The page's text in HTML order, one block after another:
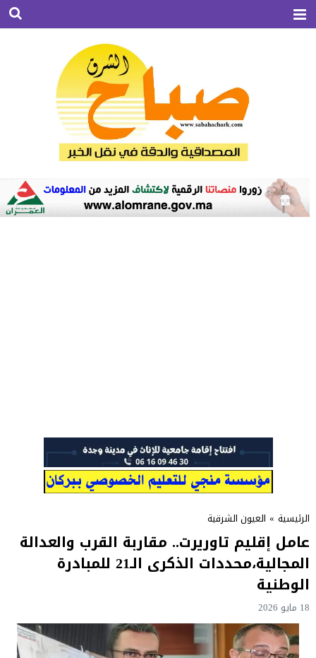
الرئيسية » العيون الشرقية
عامل إقليم تاوريرت.. مقاربة القرب والعدالة
المجالية،محددات الذكرى الـ21 للمبادرة
الوطنية
18 مايو 2026